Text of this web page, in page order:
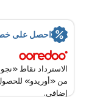
احصل على
الاسترداد نقاط
من «أوريدو»
إضافي.